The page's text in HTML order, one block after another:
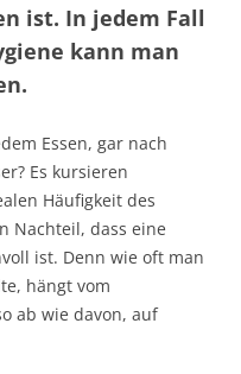
ist. In jedem Fall
kann man
Essen, gar nach
Es kursieren
Häufigkeit des
Nachteil, dass eine
ist. Denn wie oft man
hängt vom
ab wie davon, auf